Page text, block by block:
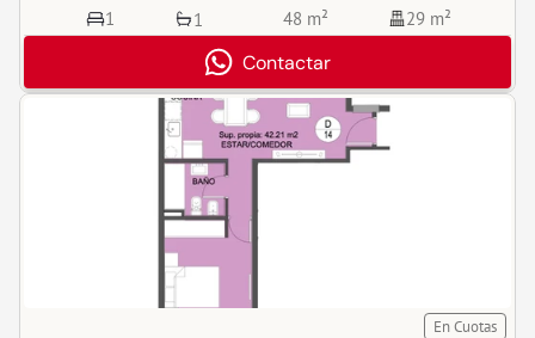
1 1 48 m² 29 m²
Contactar
En Cuotas